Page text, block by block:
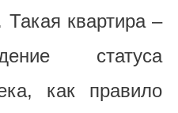
Такая квартира –
статуса
как правило